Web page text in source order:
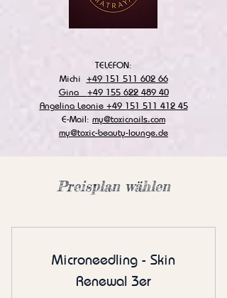
TELEFON:
Michi +49 151 511 602 66
Gina +49 155 622 489 40
Angelina Leonie +49 151 511 412 45
E-Mail: my@toxicnails.com
my@toxic-beauty-lounge.de
Preisplan wählen
Microneedling - Skin
Renewal 3er